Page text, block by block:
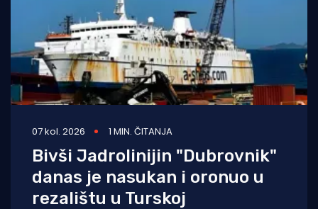
07 kol. 2026 1 MIN. ČITANJA
Bivši Jadrolinijin "Dubrovnik"
danas je nasukan i oronuo u
rezalištu u Turskoj